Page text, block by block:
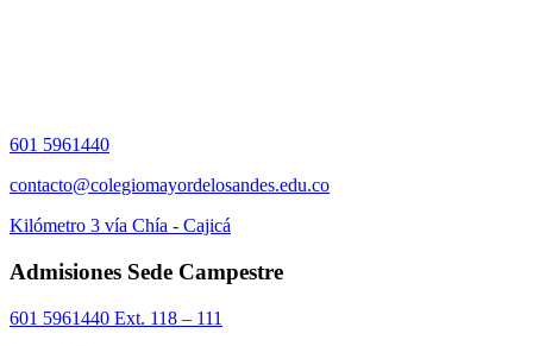
601 5961440
contacto@colegiomayordelosandes.edu.co
Kilómetro 3 vía Chía - Cajicá
Admisiones Sede Campestre
601 5961440 Ext. 118 – 111